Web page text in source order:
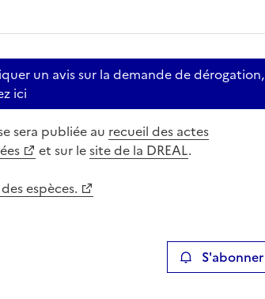
un avis sur la demande de dérogation,
ici
sera publiée au recueil des actes
et sur lesite de la DREAL.
espèces.
la page dans le presse-papier S'abonner